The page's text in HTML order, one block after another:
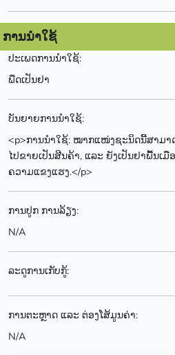
ການນຳໃຊ້
ປະເພດການນຳໃຊ້:
ພືດເປັນຢາ
ບັນຍາຍການນຳໃຊ້:
<p>ການນຳໃຊ້: ໝາກແໜ່ງຊະນິດນີ້ສາມາ
ໄປຂາຍເປັນສີນຄ້າ, ແລະ ຍັງເປັນຢາພື້ນເ
ຄວາມແຂງແຮງ.</p>
ການປູກ ການລ້ຽງ:
N/A
ລະດູການເກັບກູ້:
ການຕະຫຼາດ ແລະ ຕ່ອງໂສ້ມູນຄ່າ:
N/A